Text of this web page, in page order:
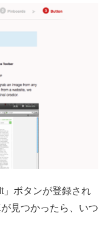
」ボタンが登録され
見つかったら、いつ